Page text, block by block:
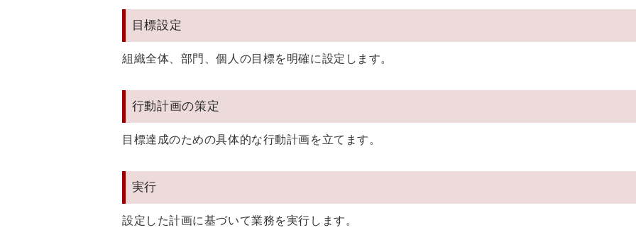
目標設定
組織全体、部門、個人の目標を明確に設定します。
行動計画の策定
目標達成のための具体的な行動計画を立てます。
実行
設定した計画に基づいて業務を実行します。